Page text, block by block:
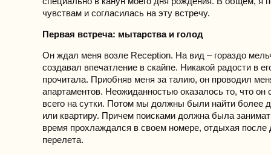
чувствам и согласилась на эту встречу.
Первая встреча: мытарства и голод
Он ждал меня возле Reception. На вид – гораздо
создавал впечатление в скайпе. Никакой радости в
прочитала. Приобняв меня за талию, он проводил
апартаментов. Неожиданностью оказалось то, что он
всего на сутки. Потом мы должны были найти более
или квартиру. Причем поисками должна была
время прохлаждался в своем номере, отдыхая после
перелета.